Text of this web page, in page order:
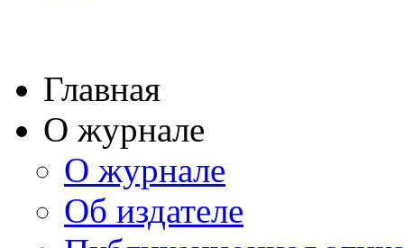
Главная
О журнале
О журнале
Об издателе